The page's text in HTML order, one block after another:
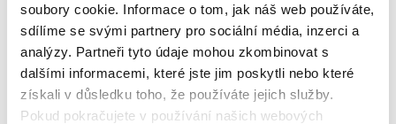
soubory cookie. Informace o tom, jak náš web používáte,
sdílíme se svými partnery pro sociální média, inzerci a
analýzy. Partneři tyto údaje mohou zkombinovat s
dalšími informacemi, které jste jim poskytli nebo které
získali v důsledku toho, že používáte jejich služby.
Pokud pokračujete v používání našich webových